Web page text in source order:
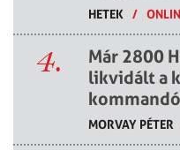
HETEK /
4.
Már 2800
likvidált a
kommandó
MORVAY PÉTER